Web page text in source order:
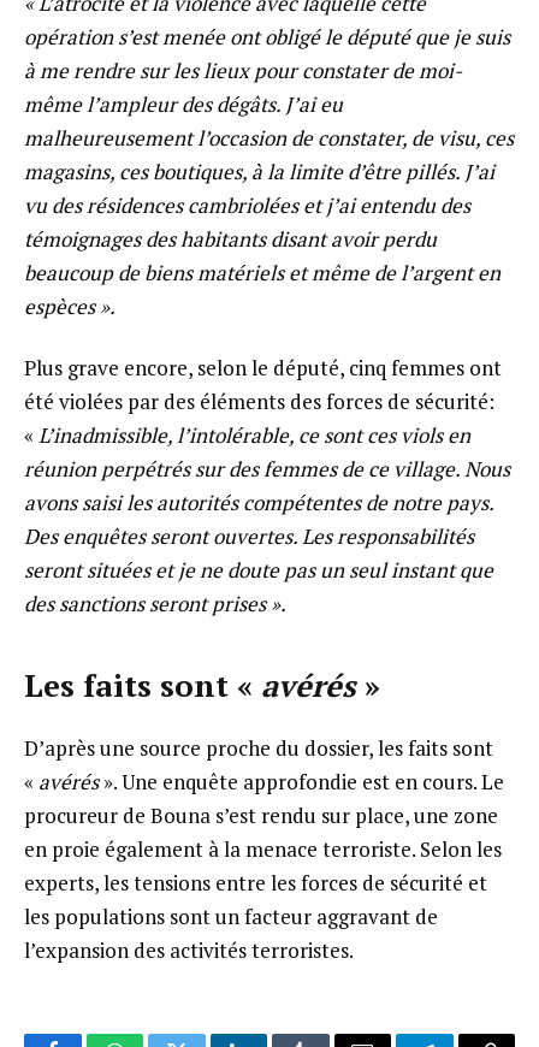
opération s’est menée ont obligé le député que je suis
à me rendre sur les lieux pour constater de moi-
même l’ampleur des dégâts. J’ai eu
malheureusement l’occasion de constater, de visu, ces
magasins, ces boutiques, à la limite d’être pillés. J’ai
vu des résidences cambriolées et j’ai entendu des
témoignages des habitants disant avoir perdu
beaucoup de biens matériels et même de l’argent en
espèces ».
Plus grave encore, selon le député, cinq femmes ont
été violées par des éléments des forces de sécurité:
« L’inadmissible, l’intolérable, ce sont ces viols en
réunion perpétrés sur des femmes de ce village. Nous
avons saisi les autorités compétentes de notre pays.
Des enquêtes seront ouvertes. Les responsabilités
seront situées et je ne doute pas un seul instant que
des sanctions seront prises ».
Les faits sont « avérés»
D’après une source proche du dossier, les faits sont
« avérés». Une enquête approfondie est en cours. Le
procureur de Bouna s’est rendu sur place, une zone
en proie également à la menace terroriste. Selon les
experts, les tensions entre les forces de sécurité et
les populations sont un facteur aggravant de
l’expansion des activités terroristes.